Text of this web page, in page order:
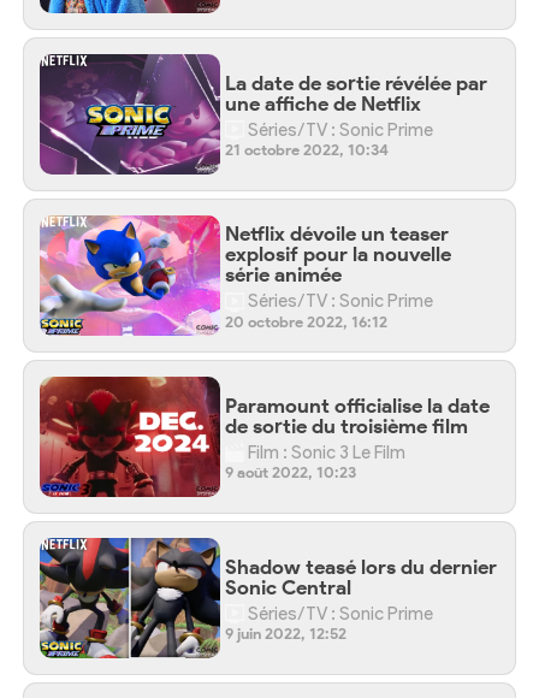
La date de sortie révélée par
une affiche de Netflix
Séries/TV : Sonic Prime
21 octobre 2022, 10:34
Netflix dévoile un teaser
explosif pour la nouvelle
série animée
Séries/TV : Sonic Prime
20 octobre 2022, 16:12
Paramount officialise la date
de sortie du troisième film
Film : Sonic 3 Le Film
9 août 2022, 10:23
Shadow teasé lors du dernier
Sonic Central
Séries/TV : Sonic Prime
9 juin 2022, 12:52